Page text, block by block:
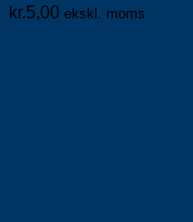
kr.5,00 ekskl. moms